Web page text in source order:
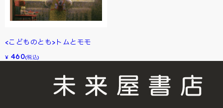
<こどものとも>トムとモモ
¥ 460(税込)